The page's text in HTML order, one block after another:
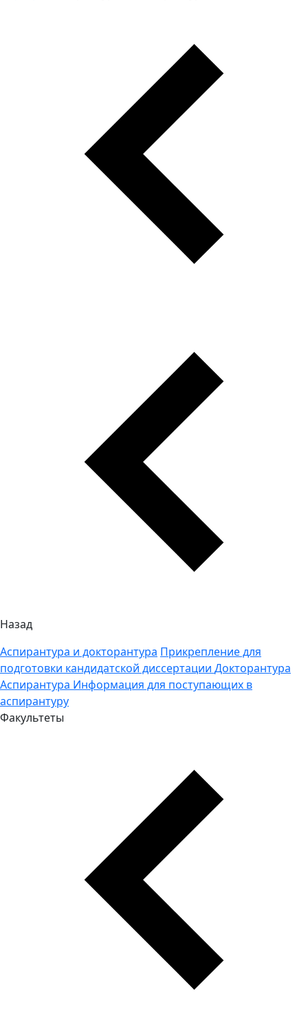
Назад
Аспирантура и докторантура Прикрепление для
подготовки кандидатской диссертации Докторантура
Аспирантура Информация для поступающих в
аспирантуру
Факультеты